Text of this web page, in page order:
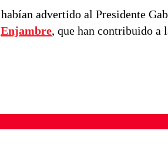
advertido al Presidente
Enjambre, que han contribuido a